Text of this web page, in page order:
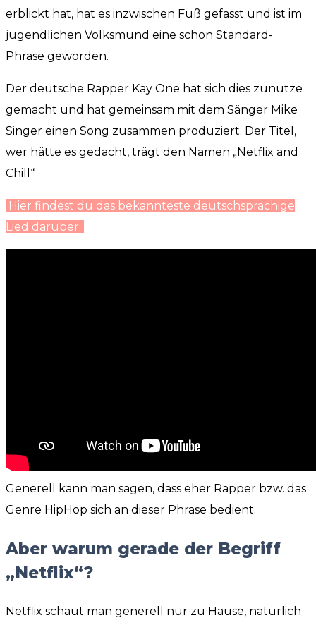
erblickt hat, hat es inzwischen Fuß gefasst und ist im
jugendlichen Volksmund eine schon Standard-
Phrase geworden.
Der deutsche Rapper Kay One hat sich dies zunutze
gemacht und hat gemeinsam mit dem Sänger Mike
Singer einen Song zusammen produziert. Der Titel,
wer hätte es gedacht, trägt den Namen „Netflix and
Chill“
Hier findest du das bekannteste deutschsprachige
Lied darüber:
Generell kann man sagen, dass eher Rapper bzw. das
Genre HipHop sich an dieser Phrase bedient.
Aber warum gerade der Begriff
„Netflix“?
Netflix schaut man generell nur zu Hause, natürlich